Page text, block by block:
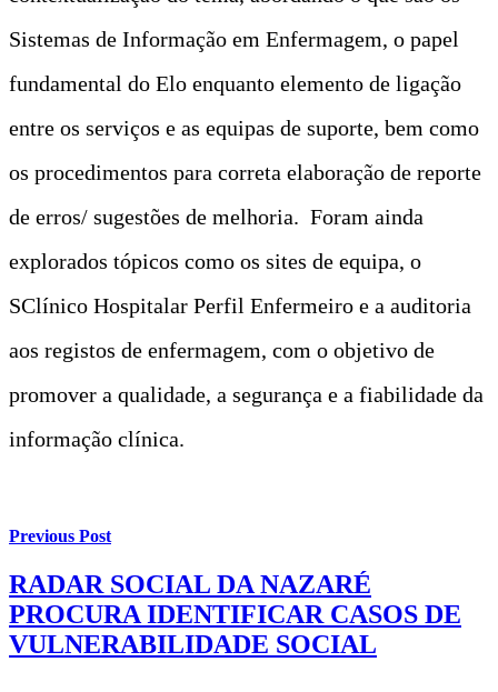
Sistemas de Informação em Enfermagem, o papel
fundamental do Elo enquanto elemento de ligação
entre os serviços e as equipas de suporte, bem como
os procedimentos para correta elaboração de reporte
de erros/ sugestões de melhoria. Foram ainda
explorados tópicos como os sites de equipa, o
SClínico Hospitalar Perfil Enfermeiro e a auditoria
aos registos de enfermagem, com o objetivo de
promover a qualidade, a segurança e a fiabilidade da
informação clínica.
Previous Post
RADAR SOCIAL DA NAZARÉ
PROCURA IDENTIFICAR CASOS DE
VULNERABILIDADE SOCIAL